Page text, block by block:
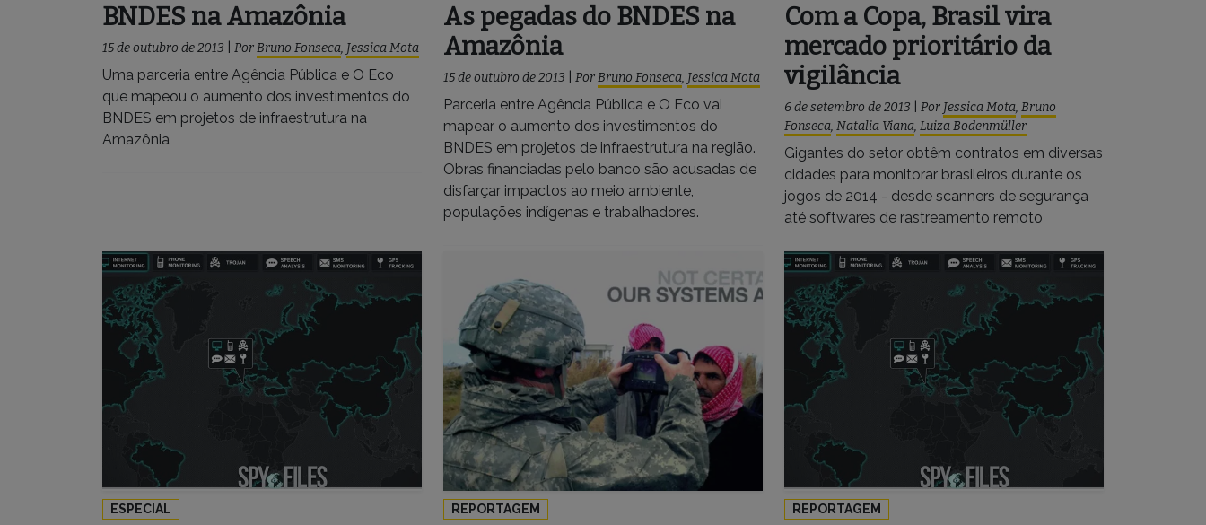
BNDES na Amazônia
15 de outubro de 2013 PorBruno Fonseca, Jessica Mota
Uma parceria entre Agência Pública e O Eco
que mapeou o aumento dos investimentos do
BNDES em projetos de infraestrutura na
Amazônia
As pegadas do BNDES na
Amazônia
15 de outubro de 2013 PorBruno Fonseca, Jessica Mota
Parceria entre Agência Pública e O Eco vai
mapear o aumento dos investimentos do
BNDES em projetos de infraestrutura na região.
Obras financiadas pelo banco são acusadas de
disfarçar impactos ao meio ambiente,
populações indígenas e trabalhadores.
Com a Copa, Brasil vira
mercado prioritário da
vigilância
6 de setembro de 2013 Por Jessica Mota, Bruno
Fonseca, Natalia Viana, Luiza Bodenmüller
Gigantes do setor obtêm contratos em diversas
cidades para monitorar brasileiros durante os
jogos de 2014 - desde scanners de segurança
até softwares de rastreamento remoto
ESPECIAL REPORTAGEM REPORTAGEM